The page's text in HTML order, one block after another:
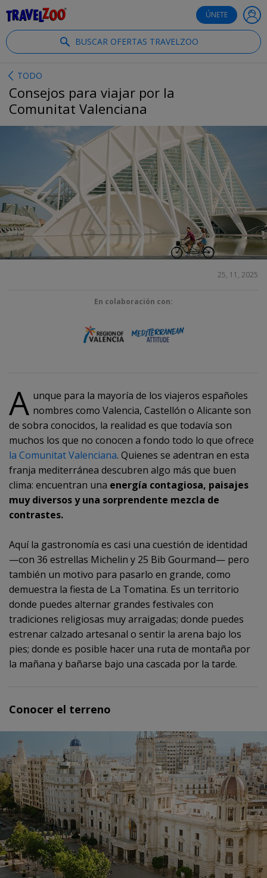
ÚNETE
BUSCAR OFERTAS TRAVELZOO
TODO
Consejos para viajar por la
Comunitat Valenciana
25, 11, 2025
A unque para la mayoría de los viajeros españoles
nombres como Valencia, Castellón o Alicante son
de sobra conocidos, la realidad es que todavía son
muchos los que no conocen a fondo todo lo que ofrece
la Comunitat Valenciana. Quienes se adentran en esta
franja mediterránea descubren algo más que buen
clima: encuentran una energía contagiosa, paisajes
muy diversos y una sorprendente mezcla de
contrastes.
Aquí la gastronomía es casi una cuestión de identidad
—con 36 estrellas Michelin y 25 Bib Gourmand— pero
también un motivo para pasarlo en grande, como
demuestra la fiesta de La Tomatina. Es un territorio
donde puedes alternar grandes festivales con
tradiciones religiosas muy arraigadas; donde puedes
estrenar calzado artesanal o sentir la arena bajo los
pies; donde es posible hacer una ruta de montaña por
la mañana y bañarse bajo una cascada por la tarde.
Conocer el terreno
En colaboración con: